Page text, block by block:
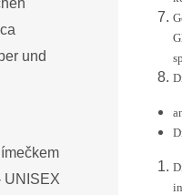
und
UNISEX